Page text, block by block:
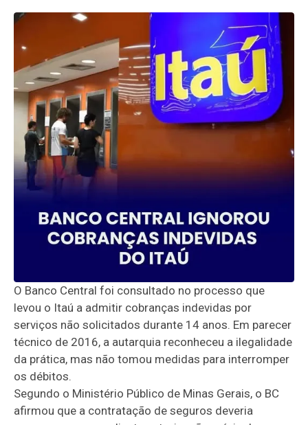
O Banco Central foi consultado no processo que
levou o Itaú a admitir cobranças indevidas por
serviços não solicitados durante 14 anos. Em parecer
técnico de 2016, a autarquia reconheceu a ilegalidade
da prática, mas não tomou medidas para interromper
os débitos.
Segundo o Ministério Público de Minas Gerais, o BC
afirmou que a contratação de seguros deveria